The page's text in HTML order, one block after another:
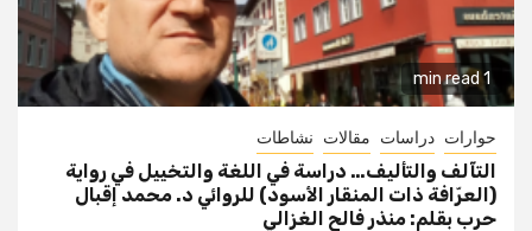
1 min read
حوارات دراسات مقالات نشاطات
التآلف والتأليف… دراسة في اللغة والتخييل في رواية
(العرّافة ذات المنقار الأسود) للروائي د. محمد إقبال
حرب بقلم: منذر فالح الغزالي